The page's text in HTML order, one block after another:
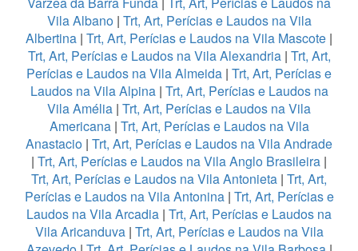
Vila Albano| Trt, Art, Perícias e Laudos na Vila
Albertina | Trt, Art, Perícias e Laudos na Vila Mascote |
Trt, Art, Perícias e Laudos na Vila Alexandria| Trt, Art,
Perícias e Laudos na Vila Almeida | Trt, Art, Perícias e
Laudos na Vila Alpina | Trt, Art, Perícias e Laudos na
Vila Amélia | Trt, Art, Perícias e Laudos na Vila
Americana| Trt, Art, Perícias e Laudos na Vila
Anastacio | Trt, Art, Perícias e Laudos na Vila Andrade
| Trt, Art, Perícias e Laudos na Vila Anglo Brasileira |
Trt, Art, Perícias e Laudos na Vila Antonieta | Trt, Art,
Perícias e Laudos na Vila Antonina| Trt, Art, Perícias e
Laudos na Vila Arcadia | Trt, Art, Perícias e Laudos na
Vila Aricanduva| Trt, Art, Perícias e Laudos na Vila